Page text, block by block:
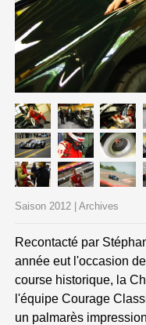
Saison 2012 | Archives
Recontacté par
année eut l'occasion
course historique, la
l'équipe Courage
un palmarès